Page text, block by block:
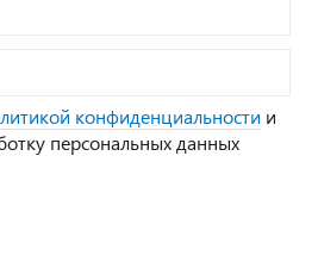
конфиденциальности и
персональных данных